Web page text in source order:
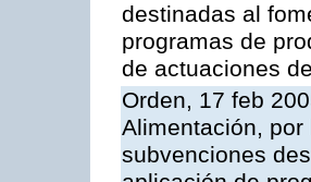
destinadas al
programas de
de actuaciones
Orden, 17 feb
Alimentación,
subvenciones